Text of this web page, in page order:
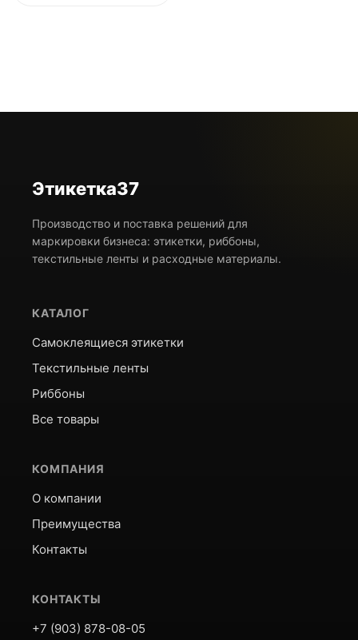
Этикетка37
Производство и поставка решений для
маркировки бизнеса: этикетки, риббоны,
текстильные ленты и расходные материалы.
КАТАЛОГ
Самоклеящиеся этикетки
Текстильные ленты
Риббоны
Все товары
КОМПАНИЯ
О компании
Преимущества
Контакты
КОНТАКТЫ
+7 (903) 878-08-05